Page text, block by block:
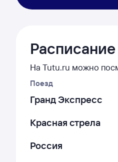
На Tutu.ru можно
Поезд
Гранд Экспресс
Красная стрела
Россия